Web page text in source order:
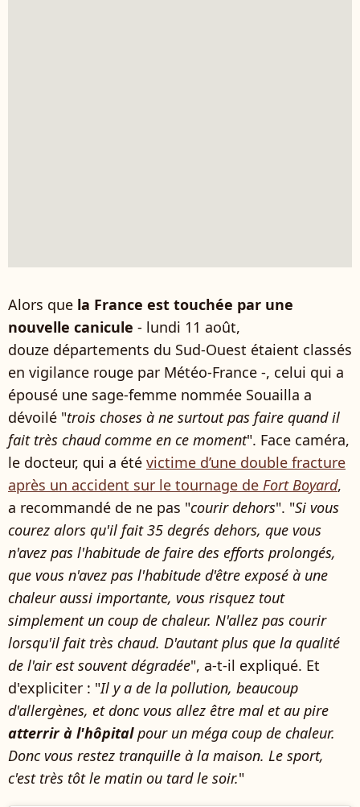
Alors que la France est touchée par une
nouvelle canicule - lundi 11 août,
douze départements du Sud-Ouest étaient classés
en vigilance rouge par Météo-France -, celui qui a
épousé une sage-femme nommée Souailla a
dévoilé "trois choses à ne surtout pas faire quand il
fait très chaud comme en ce moment". Face caméra,
le docteur, qui a été victime d’une double fracture
après un accident sur le tournage de Fort Boyard,
a recommandé de ne pas "courir dehors". "Si vous
courez alors qu'il fait 35 degrés dehors, que vous
n'avez pas l'habitude de faire des efforts prolongés,
que vous n'avez pas l'habitude d'être exposé à une
chaleur aussi importante, vous risquez tout
simplement un coup de chaleur. N'allez pas courir
lorsqu'il fait très chaud. D'autant plus que la qualité
de l'air est souvent dégradée", a-t-il expliqué. Et
d'expliciter : "Il y a de la pollution, beaucoup
d'allergènes, et donc vous allez être mal et au pire
atterrir à l'hôpitalpour un méga coup de chaleur.
Donc vous restez tranquille à la maison. Le sport,
c'est très tôt le matin ou tard le soir."